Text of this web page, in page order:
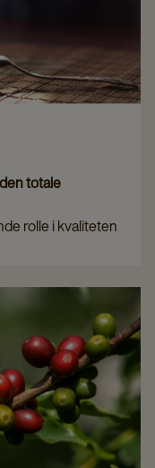
totale
rolle i kvaliteten
den samme gode
Pickwick-te.